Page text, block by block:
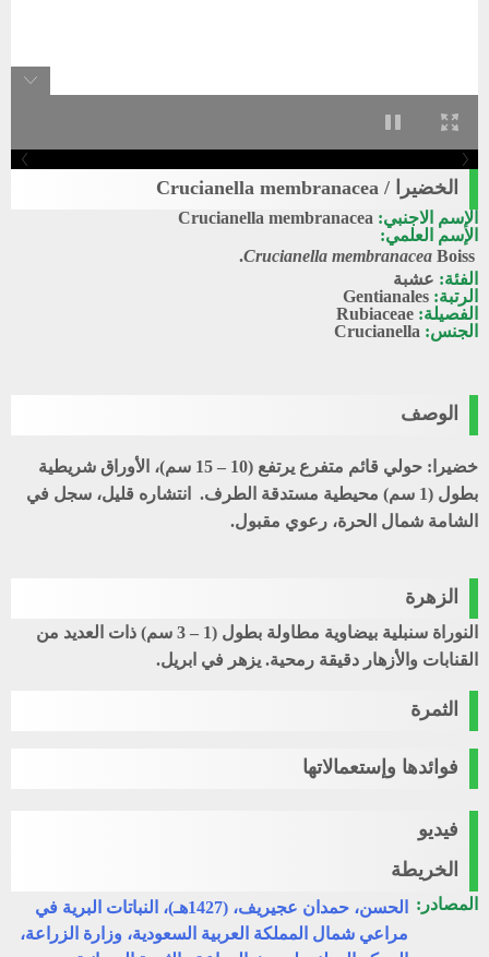
الخضيرا / Crucianella membranacea
الإسم الاجنبي: Crucianella membranacea
الإسم العلمي:
Crucianella membranacea Boiss.
الفئة: عشبة
الرتبة: Gentianales
الفصيلة: Rubiaceae
الجنس: Crucianella
الوصف
خضيرا
: حولي قائم متفرع يرتفع (10 – 15 سم)، الأوراق شريطية
بطول (1 سم) محيطية مستدقة الطرف. انتشاره قليل، سجل في
الشامة شمال الحرة، رعوي مقبول.
الزهرة
النوراة سنبلية بيضاوية مطاولة بطول (1 – 3 سم) ذات العديد من
القنابات والأزهار دقيقة رمحية. يزهر في ابريل.
الثمرة
فوائدها وإستعمالاتها
فيديو
الخريطة
المصادر:
الحسن، حمدان عجيريف، (1427هـ)، النباتات البرية في
مراعي شمال المملكة العربية السعودية، وزارة الزراعة،